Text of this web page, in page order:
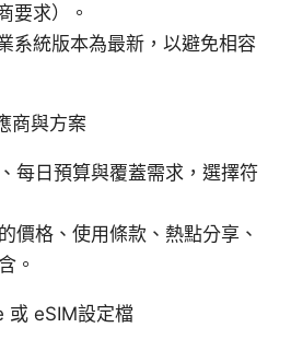
要求）。
系統版本為最新，以避免相容
商與方案
每日預算與覆蓋需求，選擇符
價格、使用條款、熱點分享、
。
或 eSIM設定檔